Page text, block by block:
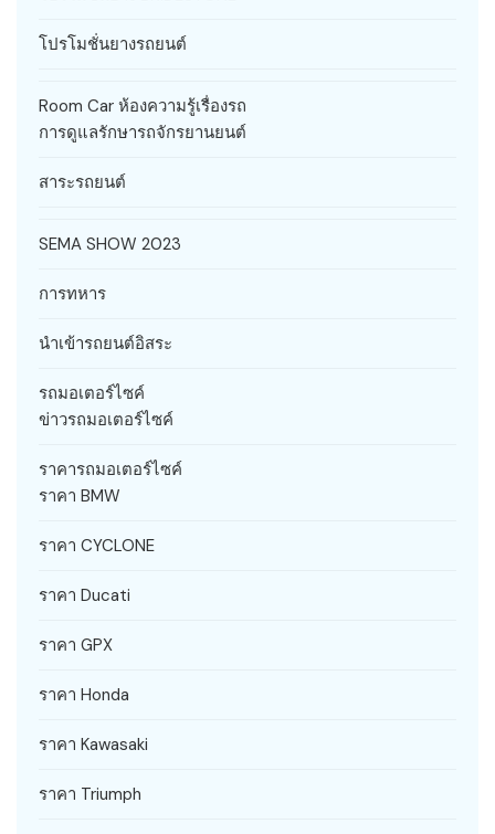
โปรโมชั่นยางรถยนต์
Room Car ห้องความรู้เรื่องรถ
การดูแลรักษารถจักรยานยนต์
สาระรถยนต์
SEMA SHOW 2023
การทหาร
นำเข้ารถยนต์อิสระ
รถมอเตอร์ไซค์
ข่าวรถมอเตอร์ไซค์
ราคารถมอเตอร์ไซค์
ราคา BMW
ราคา CYCLONE
ราคา Ducati
ราคา GPX
ราคา Honda
ราคา Kawasaki
ราคา Triumph